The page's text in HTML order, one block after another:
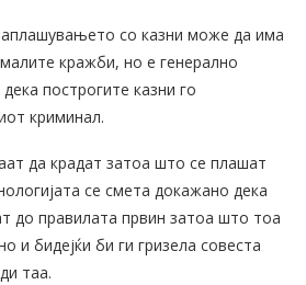
со казни може да има
кражби, но е генерално
построгите казни го
криминал.
да крадат затоа што се плашат
се смета докажано дека
до правилата првин затоа што тоа
и бидејќи би ги гризела совеста
таа.